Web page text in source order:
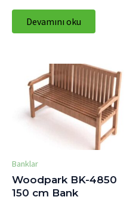
Devamını oku
Banklar
Woodpark BK-4850
150 cm Bank